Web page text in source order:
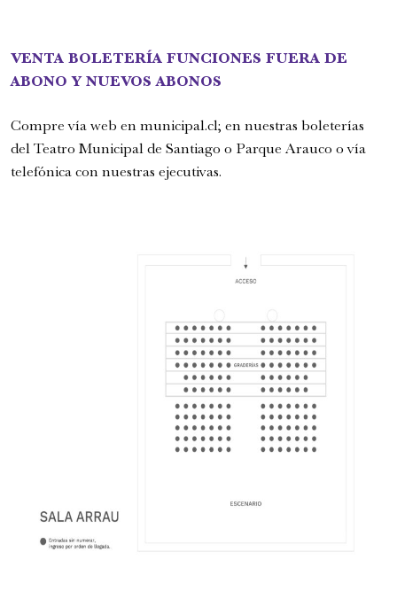
6:00 pm
Festival Internacional de la Guitarra
VENTA BOLETERÍA FUNCIONES FUERA DE
ABONO Y NUEVOS ABONOS
Compre vía web en municipal.cl; en nuestras boleterías
del Teatro Municipal de Santiago o Parque Arauco o vía
telefónica con nuestras ejecutivas.